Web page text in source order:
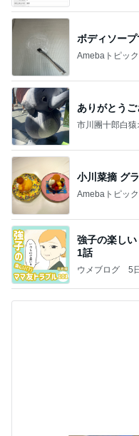
ボディソー
Amebaトピッ
ありがとう
市川團十郎白
小川菜摘 グ
Amebaトピッ
強子の楽し
1話
ウメブログ 5